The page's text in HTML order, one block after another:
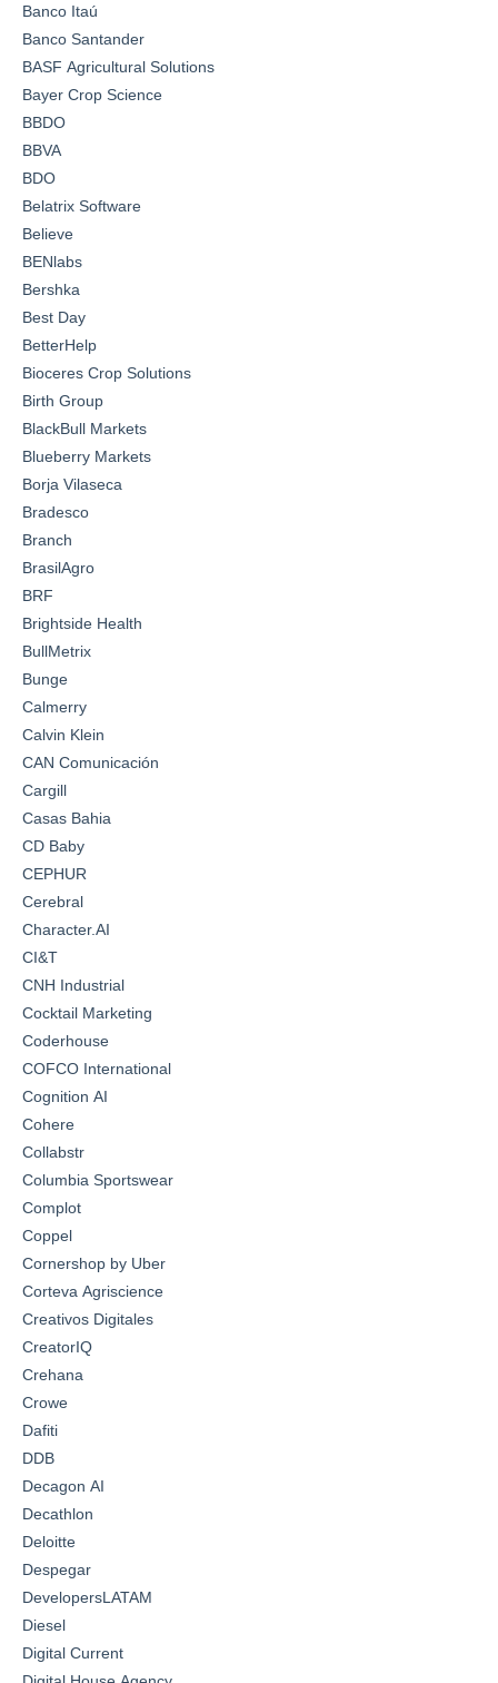
Banco Itaú
Banco Santander
BASF Agricultural Solutions
Bayer Crop Science
BBDO
BBVA
BDO
Belatrix Software
Believe
BENlabs
Bershka
Best Day
BetterHelp
Bioceres Crop Solutions
Birth Group
BlackBull Markets
Blueberry Markets
Borja Vilaseca
Bradesco
Branch
BrasilAgro
BRF
Brightside Health
BullMetrix
Bunge
Calmerry
Calvin Klein
CAN Comunicación
Cargill
Casas Bahia
CD Baby
CEPHUR
Cerebral
Character.AI
CI&T
CNH Industrial
Cocktail Marketing
Coderhouse
COFCO International
Cognition AI
Cohere
Collabstr
Columbia Sportswear
Complot
Coppel
Cornershop by Uber
Corteva Agriscience
Creativos Digitales
CreatorIQ
Crehana
Crowe
Dafiti
DDB
Decagon AI
Decathlon
Deloitte
Despegar
DevelopersLATAM
Diesel
Digital Current